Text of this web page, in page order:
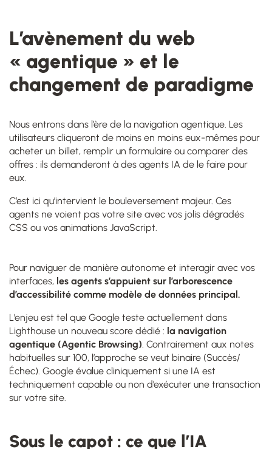
L’avènement du web
« agentique » et le
changement de paradigme
Nous entrons dans l’ère de la navigation agentique. Les
utilisateurs cliqueront de moins en moins eux-mêmes pour
acheter un billet, remplir un formulaire ou comparer des
offres : ils demanderont à des agents IA de le faire pour
eux.
C’est ici qu’intervient le bouleversement majeur. Ces
agents ne voient pas votre site avec vos jolis dégradés
CSS ou vos animations JavaScript.
Pour naviguer de manière autonome et interagir avec vos
interfaces, les agents s’appuient sur l’arborescence
d’accessibilité comme modèle de données principal.
L’enjeu est tel que Google teste actuellement dans
Lighthouse un nouveau score dédié : la navigation
agentique (Agentic Browsing). Contrairement aux notes
habituelles sur 100, l’approche se veut binaire (Succès/
Échec). Google évalue cliniquement si une IA est
techniquement capable ou non d’exécuter une transaction
sur votre site.
Sous le capot : ce que l’IA